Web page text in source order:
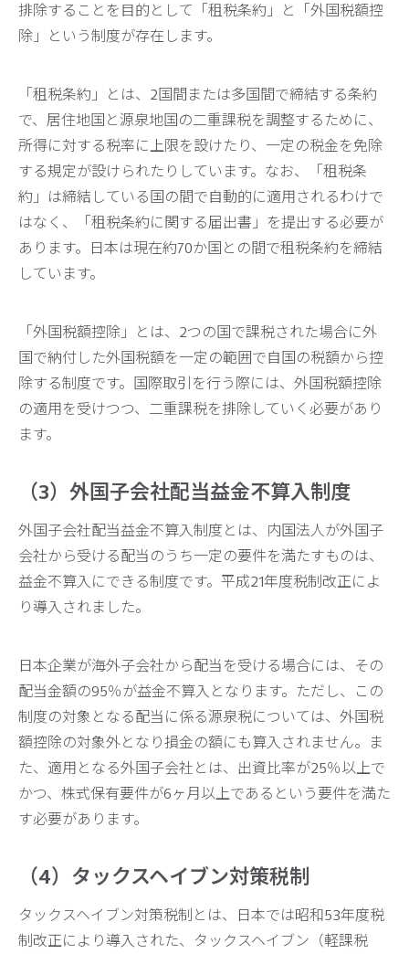
排除することを目的として「租税条約」と「外国税額控
除」という制度が存在します。
「租税条約」とは、2国間または多国間で締結する条約
で、居住地国と源泉地国の二重課税を調整するために、
所得に対する税率に上限を設けたり、一定の税金を免除
する規定が設けられたりしています。なお、「租税条
約」は締結している国の間で自動的に適用されるわけで
はなく、「租税条約に関する届出書」を提出する必要が
あります。日本は現在約70か国との間で租税条約を締結
しています。
「外国税額控除」とは、2つの国で課税された場合に外
国で納付した外国税額を一定の範囲で自国の税額から控
除する制度です。国際取引を行う際には、外国税額控除
の適用を受けつつ、二重課税を排除していく必要があり
ます。
（3）外国子会社配当益金不算入制度
外国子会社配当益金不算入制度とは、内国法人が外国子
会社から受ける配当のうち一定の要件を満たすものは、
益金不算入にできる制度です。平成21年度税制改正によ
り導入されました。
日本企業が海外子会社から配当を受ける場合には、その
配当金額の95％が益金不算入となります。ただし、この
制度の対象となる配当に係る源泉税については、外国税
額控除の対象外となり損金の額にも算入されません。ま
た、適用となる外国子会社とは、出資比率が25％以上で
かつ、株式保有要件が6ヶ月以上であるという要件を満た
す必要があります。
（4）タックスヘイブン対策税制
タックスヘイブン対策税制とは、日本では昭和53年度税
制改正により導入された、タックスヘイブン（軽課税